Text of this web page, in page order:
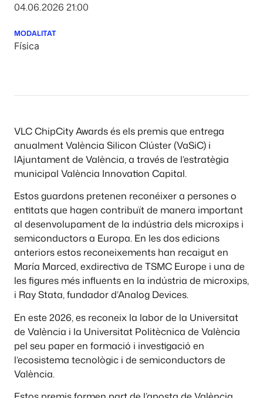
04.06.2026 21:00
MODALITAT
Física
VLC ChipCity Awards és els premis que entrega
anualment València Silicon Clúster (VaSiC) i
lAjuntament de València, a través de l’estratègia
municipal València Innovation Capital.
Estos guardons pretenen reconéixer a persones o
entitats que hagen contribuït de manera important
al desenvolupament de la indústria dels microxips i
semiconductors a Europa. En les dos edicions
anteriors estos reconeixements han recaigut en
María Marced, exdirectiva de TSMC Europe i una de
les figures més influents en la indústria de microxips,
i Ray Stata, fundador d’Analog Devices.
En este 2026, es reconeix la labor de la Universitat
de València i la Universitat Politècnica de València
pel seu paper en formació i investigació en
l’ecosistema tecnològic i de semiconductors de
València.